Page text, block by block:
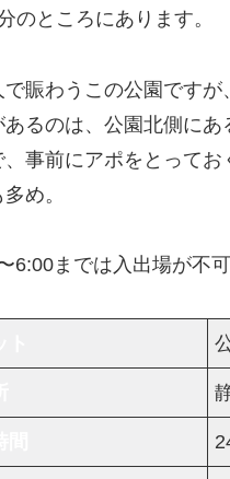
のところにあります。
賑わうこの公園です
るのは、公園北側に
事前にアポをとって
め。
6:00までは入出場が不